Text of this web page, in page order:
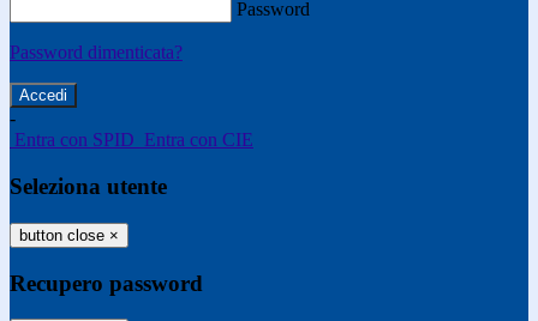
Password
Password dimenticata?
-
Entra con SPID Entra con CIE
Seleziona utente
button close ×
Recupero password